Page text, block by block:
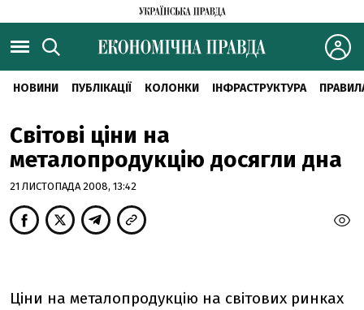
НОВИНИ ПУБЛІКАЦІЇ КОЛОНКИ ІНФРАСТРУКТУРА
Світові ціни на
металопродукцію досягли дна
21 ЛИСТОПАДА 2008, 13:42
Ціни на металопродукцію на світових ринках